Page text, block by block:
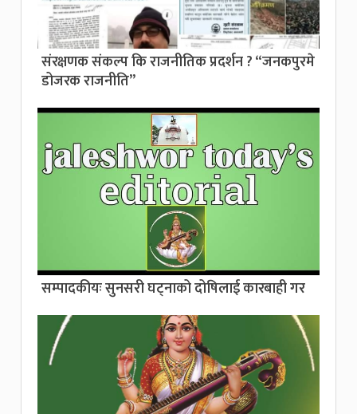
संरक्षणक संकल्प कि राजनीतिक प्रदर्शन ? “जनकपुरमे
डोजरक राजनीति”
सम्पादकीयः सुनसरी घट्नाको दोषिलाई कारबाही गर